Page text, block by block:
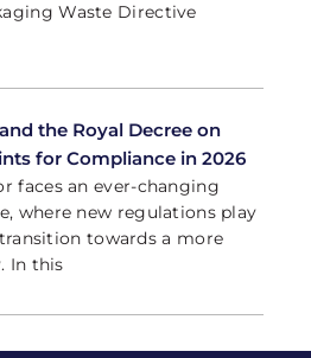
Waste Directive
the Royal Decree on
for Compliance in 2026
faces an ever-changing
where new regulations play
towards a more
In this